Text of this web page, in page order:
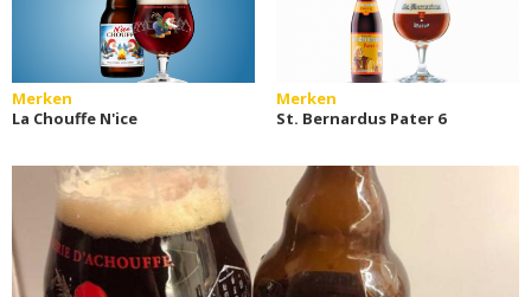
Merken
La Chouffe N'ice
Merken
St. Bernardus Pater 6